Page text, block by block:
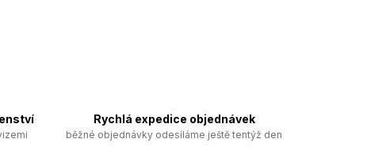
Rychlá expedice objednávek
běžné objednávky odesíláme ještě tentýž den